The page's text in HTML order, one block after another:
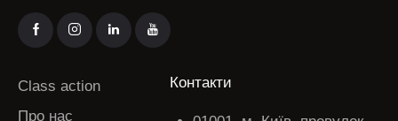
Class action
Про нас
Контакти